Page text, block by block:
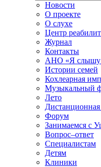
Новости
О проекте
О слухе
Центр
Журнал
Контакты
АНО «Я слышу
Истории семей
Кохлеарная
Музыкальный
Лето
Форум
Занимаемся с
Вопрос–ответ
Специалистам
Детям
Клиники